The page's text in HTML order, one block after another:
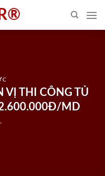
THI CÔNG TỦ
MD